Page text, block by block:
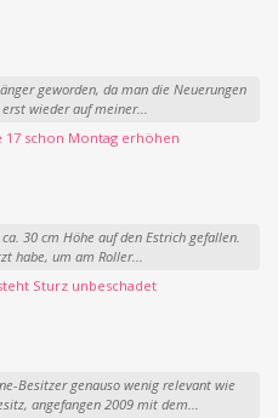
geworden, da man die Neuerungen
wieder auf meiner...
schon Montag erhöhen
30 cm Höhe auf den Estrich gefallen.
habe, um am Roller...
Sturz unbeschadet
Besitzer genauso wenig relevant wie
angefangen 2009 mit dem...